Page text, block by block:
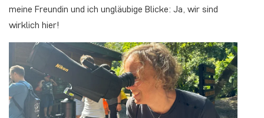
meine Freundin und ich ungläubige Blicke: Ja, wir sind
wirklich hier!